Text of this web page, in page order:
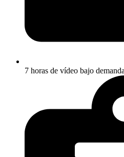
7 horas de vídeo bajo demanda